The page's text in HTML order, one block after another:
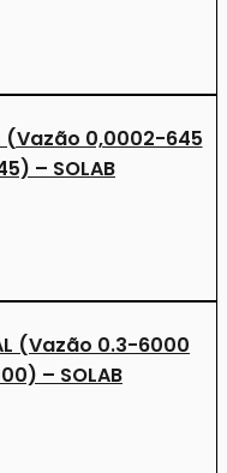
(Vazão 0,0002-645
– SOLAB
(Vazão 0.3-6000
– SOLAB